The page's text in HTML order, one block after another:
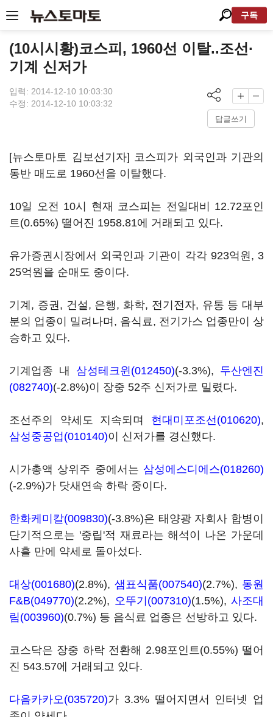
구독
(10시시황)코스피, 1960선 이탈..조선·
기계 신저가
입력: 2014-12-10 10:03:30
수정: 2014-12-10 10:03:32
답글쓰기
[뉴스토마토 김보선기자] 코스피가 외국인과 기관의
동반 매도로 1960선을 이탈했다.
10일 오전 10시 현재 코스피는 전일대비 12.72포인
트(0.65%) 떨어진 1958.81에 거래되고 있다.
유가증권시장에서 외국인과 기관이 각각 923억원, 3
25억원을 순매도 중이다.
기계, 증권, 건설, 은행, 화학, 전기전자, 유통 등 대부
분의 업종이 밀려나며, 음식료, 전기가스 업종만이 상
승하고 있다.
기계업종 내 삼성테크윈(012450)(-3.3%), 두산엔진
(082740)(-2.8%)이 장중 52주 신저가로 밀렸다.
조선주의 약세도 지속되며 현대미포조선(010620),
삼성중공업(010140)이 신저가를 경신했다.
시가총액 상위주 중에서는 삼성에스디에스(018260)
(-2.9%)가 닷새연속 하락 중이다.
한화케미칼(009830)(-3.8%)은 태양광 자회사 합병이
단기적으로는 '중립'적 재료라는 해석이 나온 가운데
사흘 만에 약세로 돌아섰다.
대상(001680)(2.8%), 샘표식품(007540)(2.7%), 동원
F&B(049770)(2.2%), 오뚜기(007310)(1.5%), 사조대
림(003960)(0.7%) 등 음식료 업종은 선방하고 있다.
코스닥은 장중 하락 전환해 2.98포인트(0.55%) 떨어
진 543.57에 거래되고 있다.
다음카카오(035720)가 3.3% 떨어지면서 인터넷 업